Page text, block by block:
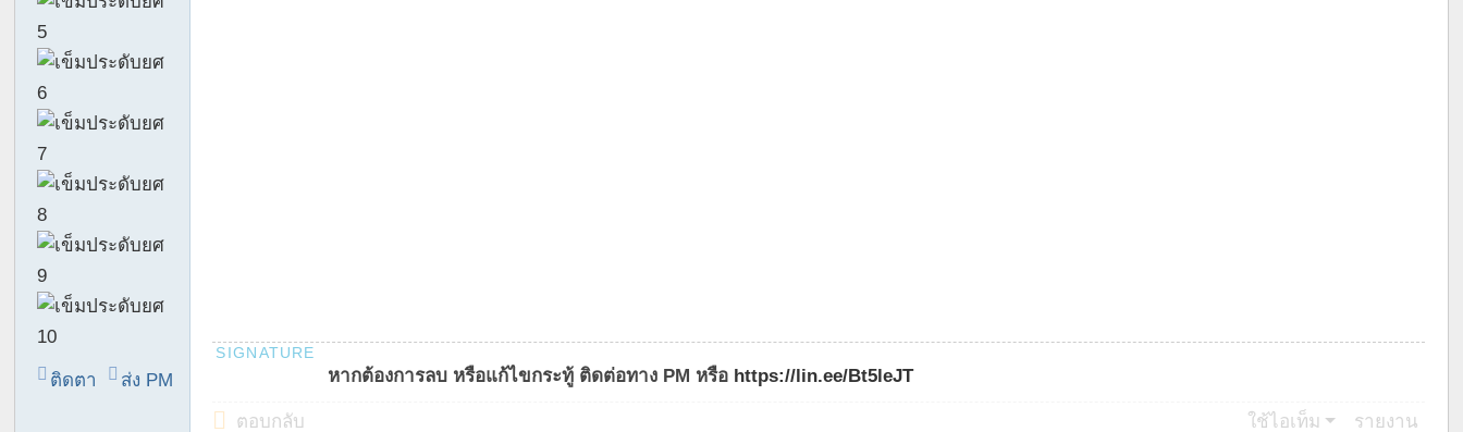
ติดตา
ส่ง PM หากต้องการลบ หรือแก้ไขกระทู้ ติดต่อทาง PM หรือ https://lin.ee/Bt5leJT
ตอบกลับ ใช้ไอเท็ม รายงาน